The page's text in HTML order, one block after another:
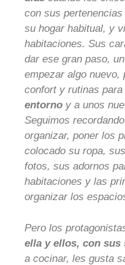
con sus
su hogar habitual, y
habitaciones. Sus
dar ese gran paso,
empezar algo
confort y rutinas para
entorno y a unos
Seguimos
organizar, poner los
colocado su ropa,
fotos, sus adornos
habitaciones y las
organizar los
Pero los
ella y ellos, con sus
a cocinar, les gusta